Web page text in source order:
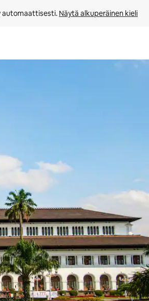
automaattisesti. Näytä alkuperäinen kieli
tai pyyhkäisemällä.